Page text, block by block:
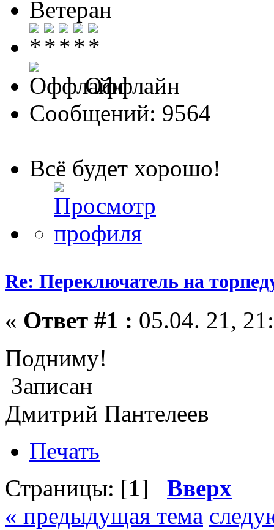
Ветеран
Оффлайн
Сообщений: 9564
Всё будет хорошо!
Re: Переключатель на
« Ответ #1 : 05.04. 21,
Подниму!
Записан
Дмитрий Пантелеев
Печать
Страницы: [1] Вверх
« предыдущая тема